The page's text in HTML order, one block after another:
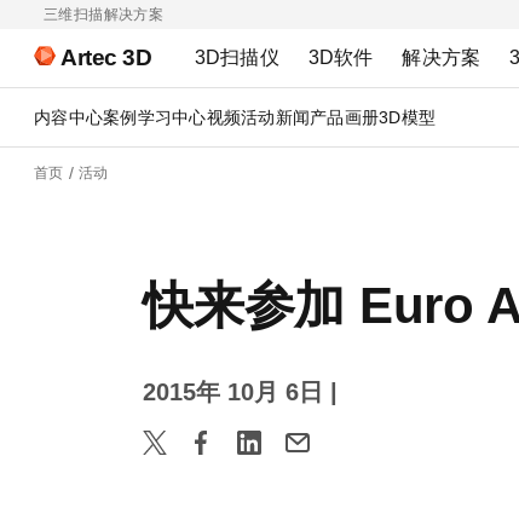
三维扫描解决方案
Artec 3D 3D扫描仪 3D软件 解决方案
内容中心案例 学习中心视频活动新闻产品画册3D模型
首页 活动
快来参加 Euro
2015年 10月 6日